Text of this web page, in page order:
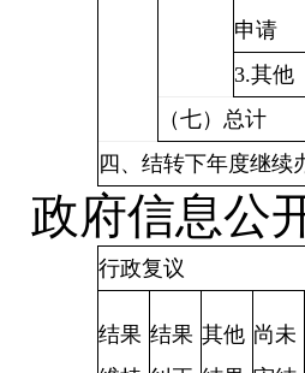
申请
3.其他
（七）总计
四、结转下年度继续
府信息公开
行政复议
结果 结果 其他 尚未